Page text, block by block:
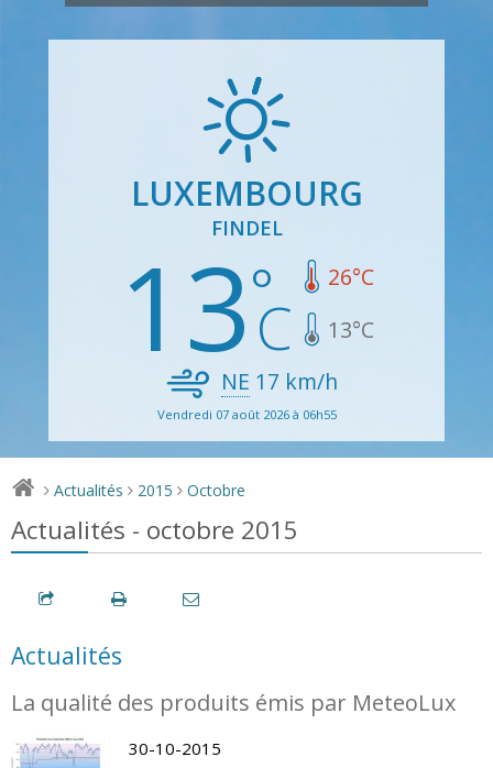
LUXEMBOURG
FINDEL
13 26°C
13°C
NE 17 km/h
Vendredi 07 août 2026 à 06h55
> Actualités > 2015 > Octobre
Actualités - octobre 2015
Actualités
La qualité des produits émis par MeteoLux
30-10-2015